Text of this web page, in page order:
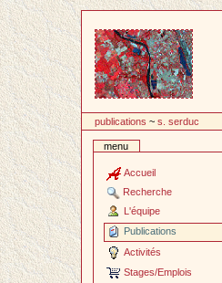
contenu
publications ~s. serduc
menu
Accueil
Recherche
L'équipe
Publications
Activités
Stages/Emplois